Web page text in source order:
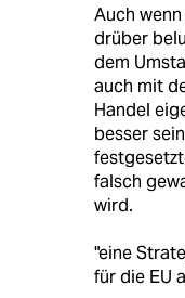
Auch
drüber
dem
auch mit
Handel
besser
falsch
wird.
"eine
für die EU